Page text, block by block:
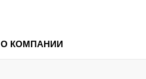
О КОМПАНИИ